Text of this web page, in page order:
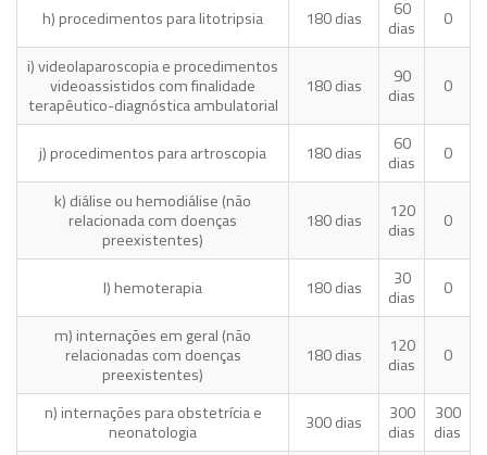
h) procedimentos para litotripsia 180 dias
60
dias
0
i) videolaparoscopia e procedimentos
videoassistidos com finalidade
terapêutico-diagnóstica ambulatorial
180 dias
90
dias
0
j) procedimentos para artroscopia 180 dias
60
dias
0
k) diálise ou hemodiálise (não
relacionada com doenças
preexistentes)
180 dias
120
dias
0
l) hemoterapia 180 dias
30
dias
0
m) internações em geral (não
relacionadas com doenças
preexistentes)
180 dias
120
dias
0
n) internações para obstetrícia e
neonatologia
300 dias
300
dias
300
dias